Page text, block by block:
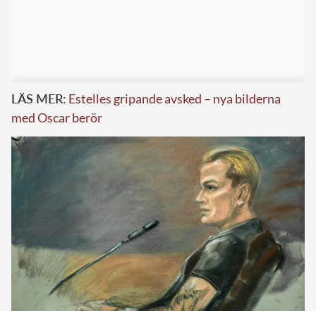
LÄS MER: Estelles gripande avsked – nya bilderna
med Oscar berör